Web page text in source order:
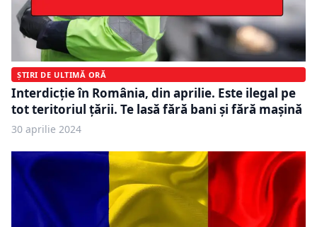
ȘTIRI DE ULTIMĂ ORĂ
Interdicție în România, din aprilie. Este ilegal pe
tot teritoriul țării. Te lasă fără bani și fără mașină
30 aprilie 2024